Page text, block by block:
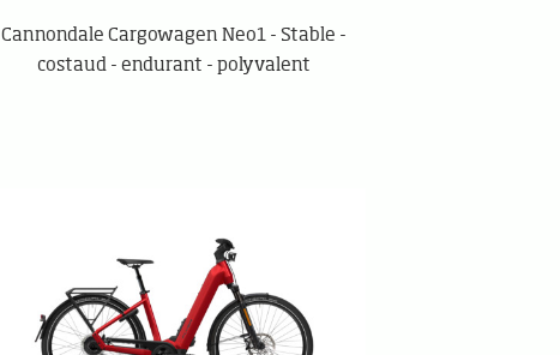
Cannondale Cargowagen Neo1 - Stable -
costaud - endurant - polyvalent